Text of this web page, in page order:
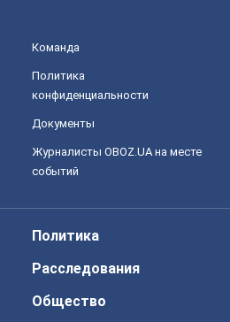
Команда
Политика
конфиденциальности
Документы
Журналисты OBOZ.UA на месте
событий
Политика
Расследования
Общество